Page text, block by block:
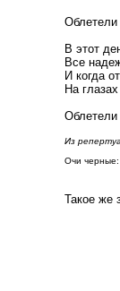
В этот
Все
И когда
На
Из
Очи черные:
Такое же